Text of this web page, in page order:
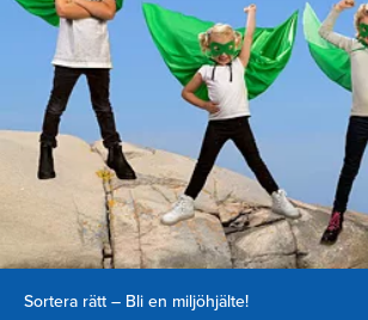
Sortera rätt – Bli en miljöhjälte!